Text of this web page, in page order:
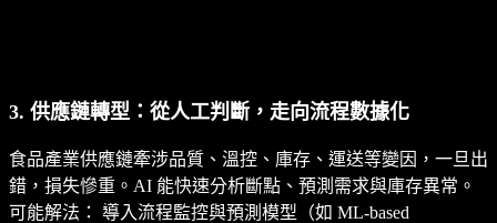
3. 供應鏈轉型：從人工判斷，走向流程數據化
食品產業供應鏈牽涉品質、溫控、庫存、運送等變因，一旦出
錯，損失慘重。AI 能快速分析斷點、預測需求與庫存異常。
可能解法： 導入流程監控與預測模型（如 ML-based